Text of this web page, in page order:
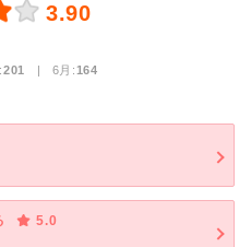
3.90
201 | 6月:164
5.0